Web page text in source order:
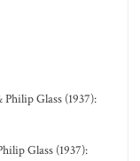
Glass (1937):
Glass (1937):